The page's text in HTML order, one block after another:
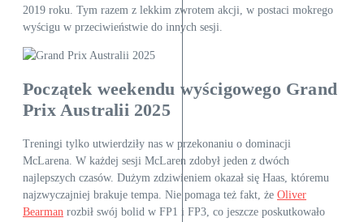
2019 roku. Tym razem z lekkim zwrotem akcji, w postaci mokrego
wyścigu w przeciwieństwie do innych sesji.
Początek weekendu wyścigowego Grand
Prix Australii 2025
Treningi tylko utwierdziły nas w przekonaniu o dominacji
McLarena. W każdej sesji McLaren zdobył jeden z dwóch
najlepszych czasów. Dużym zdziwieniem okazał się Haas, któremu
najzwyczajniej brakuje tempa. Nie pomaga też fakt, że Oliver
Bearman rozbił swój bolid w FP1 i FP3, co jeszcze poskutkowało